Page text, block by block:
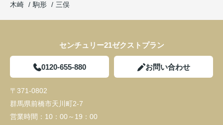
木崎
駒形 三俣
センチュリー21ゼクストプラン
0120-655-880 お問い合わせ
〒371-0802
群馬県前橋市天川町2-7
営業時間： 10：00～19：00